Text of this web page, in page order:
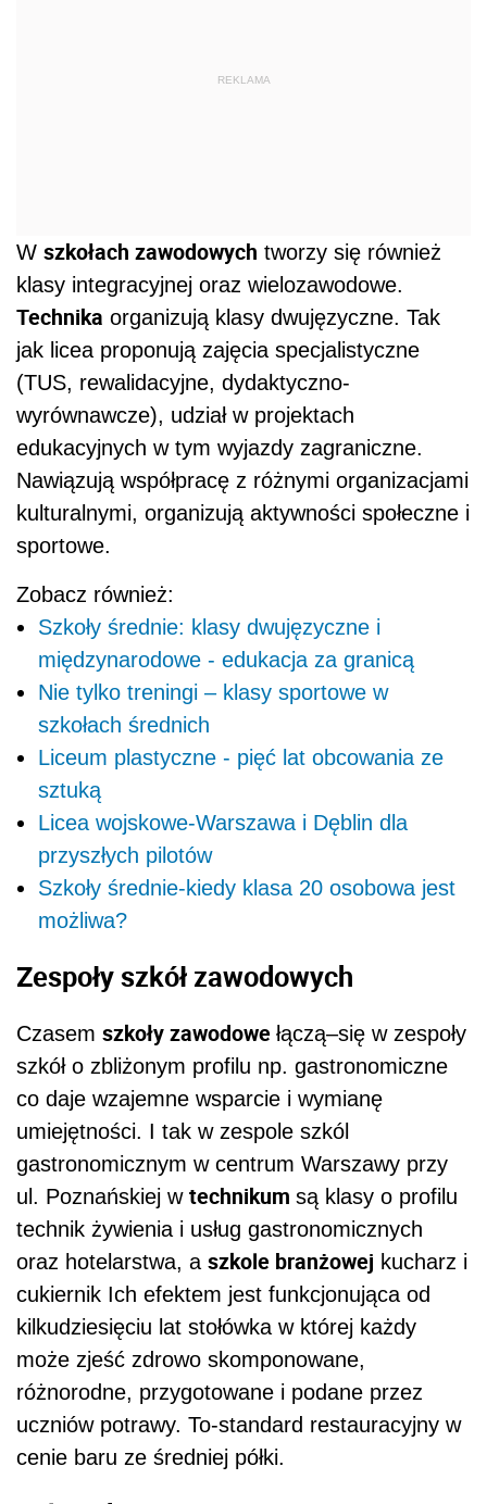
REKLAMA
W szkołach zawodowych tworzy się również
klasy integracyjnej oraz wielozawodowe.
Technika organizują klasy dwujęzyczne. Tak
jak licea proponują zajęcia specjalistyczne
(TUS, rewalidacyjne, dydaktyczno-
wyrównawcze), udział w projektach
edukacyjnych w tym wyjazdy zagraniczne.
Nawiązują współpracę z różnymi organizacjami
kulturalnymi, organizują aktywności społeczne i
sportowe.
Zobacz również:
Szkoły średnie: klasy dwujęzyczne i
międzynarodowe - edukacja za granicą
Nie tylko treningi – klasy sportowe w
szkołach średnich
Liceum plastyczne - pięć lat obcowania ze
sztuką
Licea wojskowe-Warszawa i Dęblin dla
przyszłych pilotów
Szkoły średnie-kiedy klasa 20 osobowa jest
możliwa?
Zespoły szkół zawodowych
Czasem szkoły zawodowe łączą–się w zespoły
szkół o zbliżonym profilu np. gastronomiczne
co daje wzajemne wsparcie i wymianę
umiejętności. I tak w zespole szkól
gastronomicznym w centrum Warszawy przy
ul. Poznańskiej w technikum są klasy o profilu
technik żywienia i usług gastronomicznych
oraz hotelarstwa, a szkole branżowej kucharz i
cukiernik Ich efektem jest funkcjonująca od
kilkudziesięciu lat stołówka w której każdy
może zjeść zdrowo skomponowane,
różnorodne, przygotowane i podane przez
uczniów potrawy. To-standard restauracyjny w
cenie baru ze średniej półki.